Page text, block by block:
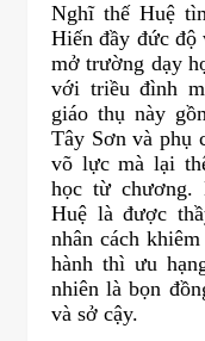
Nghĩ thế Huệ
Hiến đầy đức độ
mở trường dạy
với triều đình
giáo thụ này
Tây Sơn và phụ
võ lực mà lại
học từ chương.
Huệ là được
nhân cách
hành thì ưu
nhiên là bọn
và sở cậy.